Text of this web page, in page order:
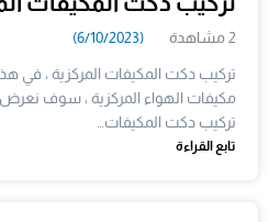
2 مشاهدة (6/10/2023)
تركيب دكت المكيفات المركزية ، في
مكيفات الهواء المركزية ، سوف
تركيب دكت المكيفات…
تابع القراءة